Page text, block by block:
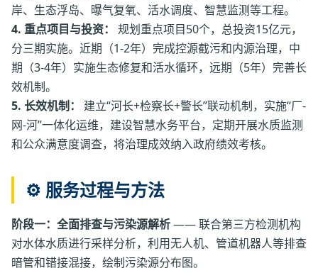
岸、生态浮岛、曝气复氧、活水调度、智慧监测等工程。
4. 重点项目与投资：
规划重点项目50个，总投资15亿元，
分三期实施。近期（1-2年）完成控源截污和内源治理，中
期（3-4年）实施生态修复和活水循环，远期（5年）完善长
效机制。
5. 长效机制：
建立“河长+检察长+警长”联动机制，实施“厂-
网-河”一体化运维，建设智慧水务平台，定期开展水质监测
和公众满意度调查，将治理成效纳入政府绩效考核。
⚙️ 服务过程与方法
阶段一：全面排查与污染源解析—— 联合第三方检测机构
对水体水质进行采样分析，利用无人机、管道机器人等排查
暗管和错接混接，绘制污染源分布图。